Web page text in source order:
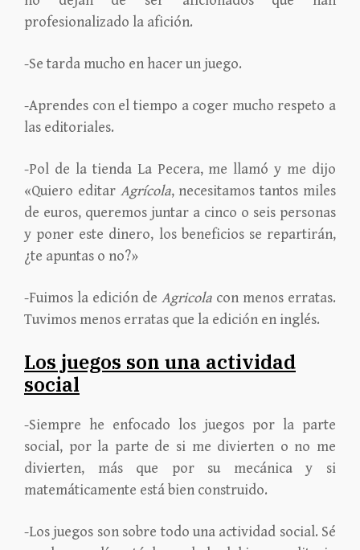
profesionalizado la afición.
-Se tarda mucho en hacer un juego.
-Aprendes con el tiempo a coger mucho respeto a
las editoriales.
-Pol de la tienda La Pecera, me llamó y me dijo
«Quiero editar Agrícola, necesitamos tantos miles
de euros, queremos juntar a cinco o seis personas
y poner este dinero, los beneficios se repartirán,
¿te apuntas o no?»
-Fuimos la edición de Agricola con menos erratas.
Tuvimos menos erratas que la edición en inglés.
Los juegos son una actividad
social
-Siempre he enfocado los juegos por la parte
social, por la parte de si me divierten o no me
divierten, más que por su mecánica y si
matemáticamente está bien construido.
-Los juegos son sobre todo una actividad social. Sé